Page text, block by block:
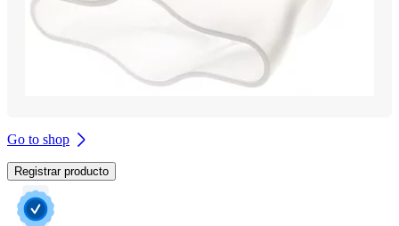
Go to shop
Registrar producto